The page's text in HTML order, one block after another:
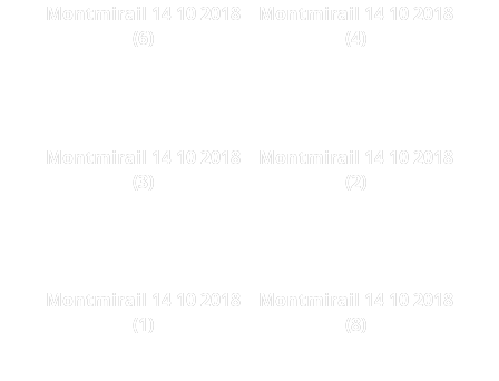
Montmirail 14 10 2018
(6)
Montmirail 14 10 2018
(4)
Montmirail 14 10 2018
(3)
Montmirail 14 10 2018
(2)
Montmirail 14 10 2018
(1)
Montmirail 14 10 2018
(8)